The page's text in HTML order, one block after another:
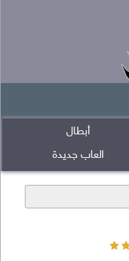
أبطال
العاب جديدة